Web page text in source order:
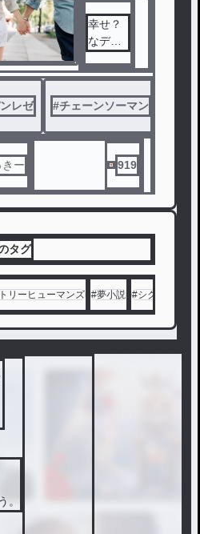
幸せ？
なデン
レゼ #チェーンソーマン
きー 919
タグ
リーヒューマンズ #夢小説 #シクフォニ
。